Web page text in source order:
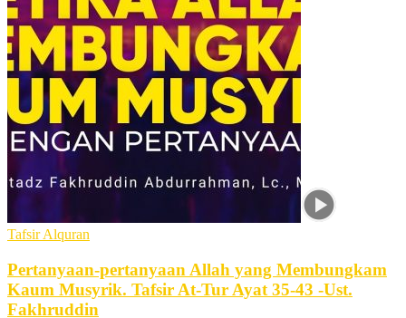
Tafsir Alquran
Pertanyaan-pertanyaan Allah yang Membungkam
Kaum Musyrik. Tafsir At-Tur Ayat 35-43 -Ust.
Fakhruddin